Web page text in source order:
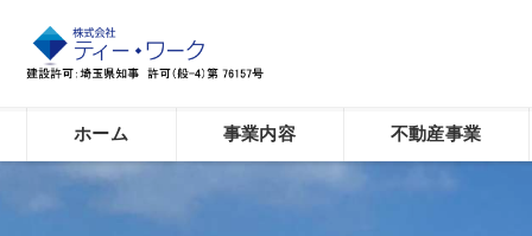
ホーム 事業内容 不動産事業